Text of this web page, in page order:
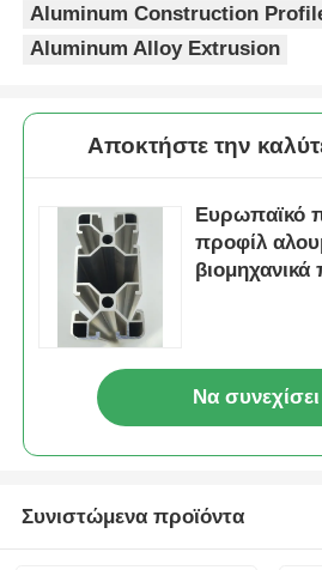
Aluminum Construction
Aluminum Alloy Extrusion
Αποκτήστε την
Ευρωπαϊκό
προφίλ
Να συνεχίσει
Συνιστώμενα προϊόντα